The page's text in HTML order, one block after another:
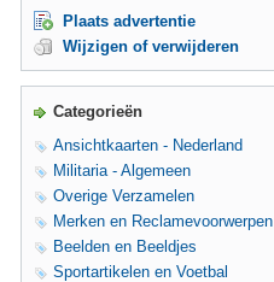
Plaats advertentie
Wijzigen of verwijderen
Categorieën
Ansichtkaarten - Nederland
Militaria - Algemeen
Overige Verzamelen
Merken en Reclamevoorwerpen
Beelden en Beeldjes
Sportartikelen en Voetbal